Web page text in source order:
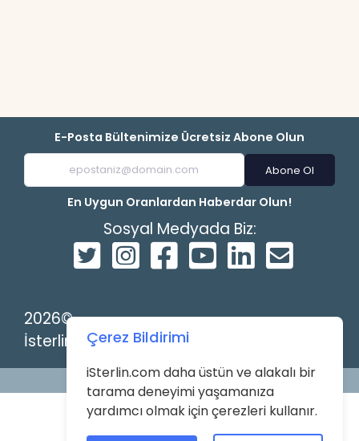
E-Posta Bültenimize Ücretsiz Abone Olun
Abone Ol
En Uygun Oranlardan Haberdar Olun!
Sosyal Medyada Biz:
2026©
İsterlin
Powered by
Çerez Bildirimi
iSterlin.com daha üstün ve alakalı bir
tarama deneyimi yaşamanıza
yardımcı olmak için çerezleri kullanır.